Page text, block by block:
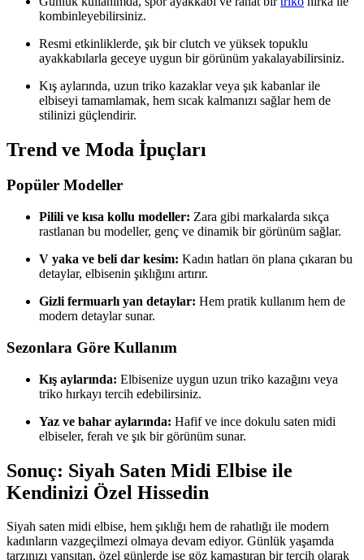
kombinleyebilirsiniz.
Resmi etkinliklerde, şık bir clutch ve yüksek topuklu
ayakkabılarla geceye uygun bir görünüm yakalayabilirsiniz.
Kış aylarında, uzun triko kazaklar veya şık kabanlar ile
elbiseyi tamamlamak, hem sıcak kalmanızı sağlar hem de
stilinizi güçlendirir.
Trend ve Moda İpuçları
Popüler Modeller
Pilili ve kısa kollu modeller: Zara gibi markalarda sıkça
rastlanan bu modeller, genç ve dinamik bir görünüm sağlar.
V yaka ve beli dar kesim: Kadın hatları ön plana çıkaran bu
detaylar, elbisenin şıklığını artırır.
Gizli fermuarlı yan detaylar: Hem pratik kullanım hem de
modern detaylar sunar.
Sezonlara Göre Kullanım
Kış aylarında: Elbisenize uygun uzun triko kazağını veya
triko hırkayı tercih edebilirsiniz.
Yaz ve bahar aylarında: Hafif ve ince dokulu saten midi
elbiseler, ferah ve şık bir görünüm sunar.
Sonuç: Siyah Saten Midi Elbise ile
Kendinizi Özel Hissedin
Siyah saten midi elbise, hem şıklığı hem de rahatlığı ile modern
kadınların vazgeçilmezi olmaya devam ediyor. Günlük yaşamda
tarzınızı yansıtan, özel günlerde ise göz kamaştıran bir tercih olarak